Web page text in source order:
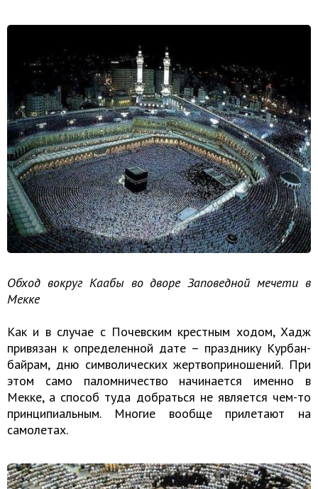
Обход вокруг Каабы во дворе Заповедной мечети в
Мекке
Как и в случае с Почевским крестным ходом, Хадж
привязан к определенной дате – празднику Курбан-
байрам, дню символических жертвоприношений. При
этом само паломничество начинается именно в
Мекке, а способ туда добраться не является чем-то
принципиальным. Многие вообще прилетают на
самолетах.